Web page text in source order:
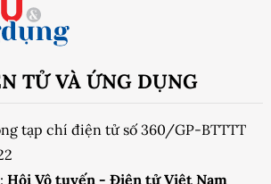
TỬ VÀ ỨNG DỤNG
tạp chí điện tử số 360/GP-BTTTT
Hội Vô tuyến - Điện tử Việt Nam